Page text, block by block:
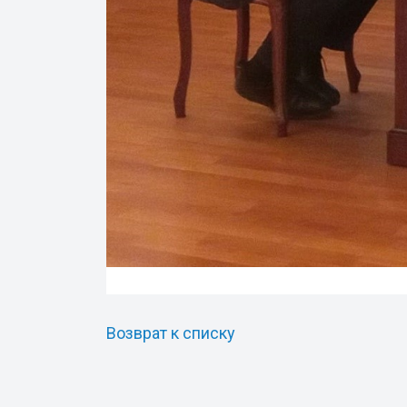
Возврат к списку